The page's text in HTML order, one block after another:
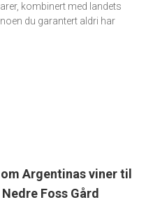
kombinert med landets
du garantert aldri har
Argentinas viner til
Foss Gård